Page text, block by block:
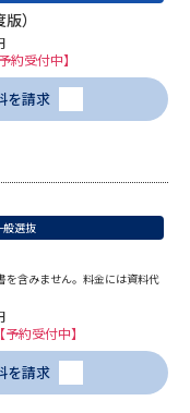
択
スタート号特集ページ
用）
グラムから探す
イブ
）
約受付中】
を請求
般選抜
を含みません。料金には資料代
約受付中】
を請求